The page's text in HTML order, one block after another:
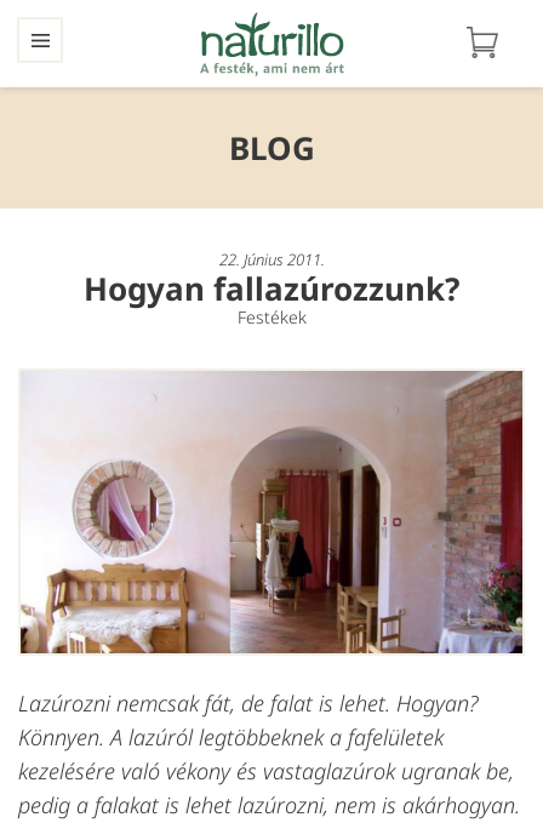
BLOG
22. Június 2011.
Hogyan fallazúrozzunk?
Festékek
Lazúrozni nemcsak fát, de falat is lehet. Hogyan?
Könnyen. A lazúról legtöbbeknek a fafelületek
kezelésére való vékony és vastaglazúrok ugranak be,
pedig a falakat is lehet lazúrozni, nem is akárhogyan.